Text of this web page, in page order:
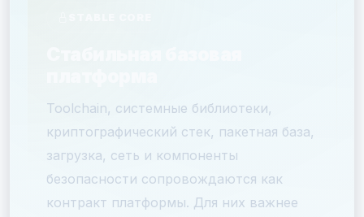
Toolchain, системные библиотеки,
криптографический стек, пакетная база,
загрузка, сеть и компоненты
безопасности сопровождаются как
контракт платформы. Для них важнее